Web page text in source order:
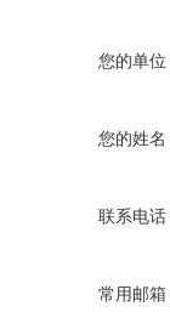
您的单位
您的姓名
联系电话
常用邮箱